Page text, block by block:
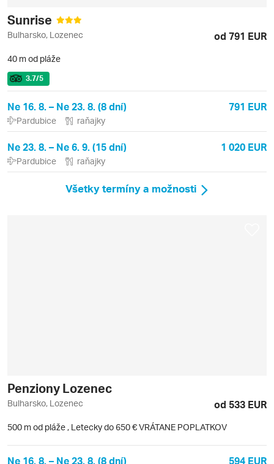
Sunrise
Bulharsko, Lozenec od 791 EUR
40 m od pláže
3.7/5
Ne 16. 8. – Ne 23. 8. (8 dní) 791 EUR
Pardubice raňajky
Ne 23. 8. – Ne 6. 9. (15 dní) 1 020 EUR
Pardubice raňajky
Všetky termíny a možnosti
Penziony Lozenec
Bulharsko, Lozenec od 533 EUR
500 m od pláže , Letecky do 650 € VRÁTANE POPLATKOV
Ne 16. 8. – Ne 23. 8. (8 dní) 594 EUR